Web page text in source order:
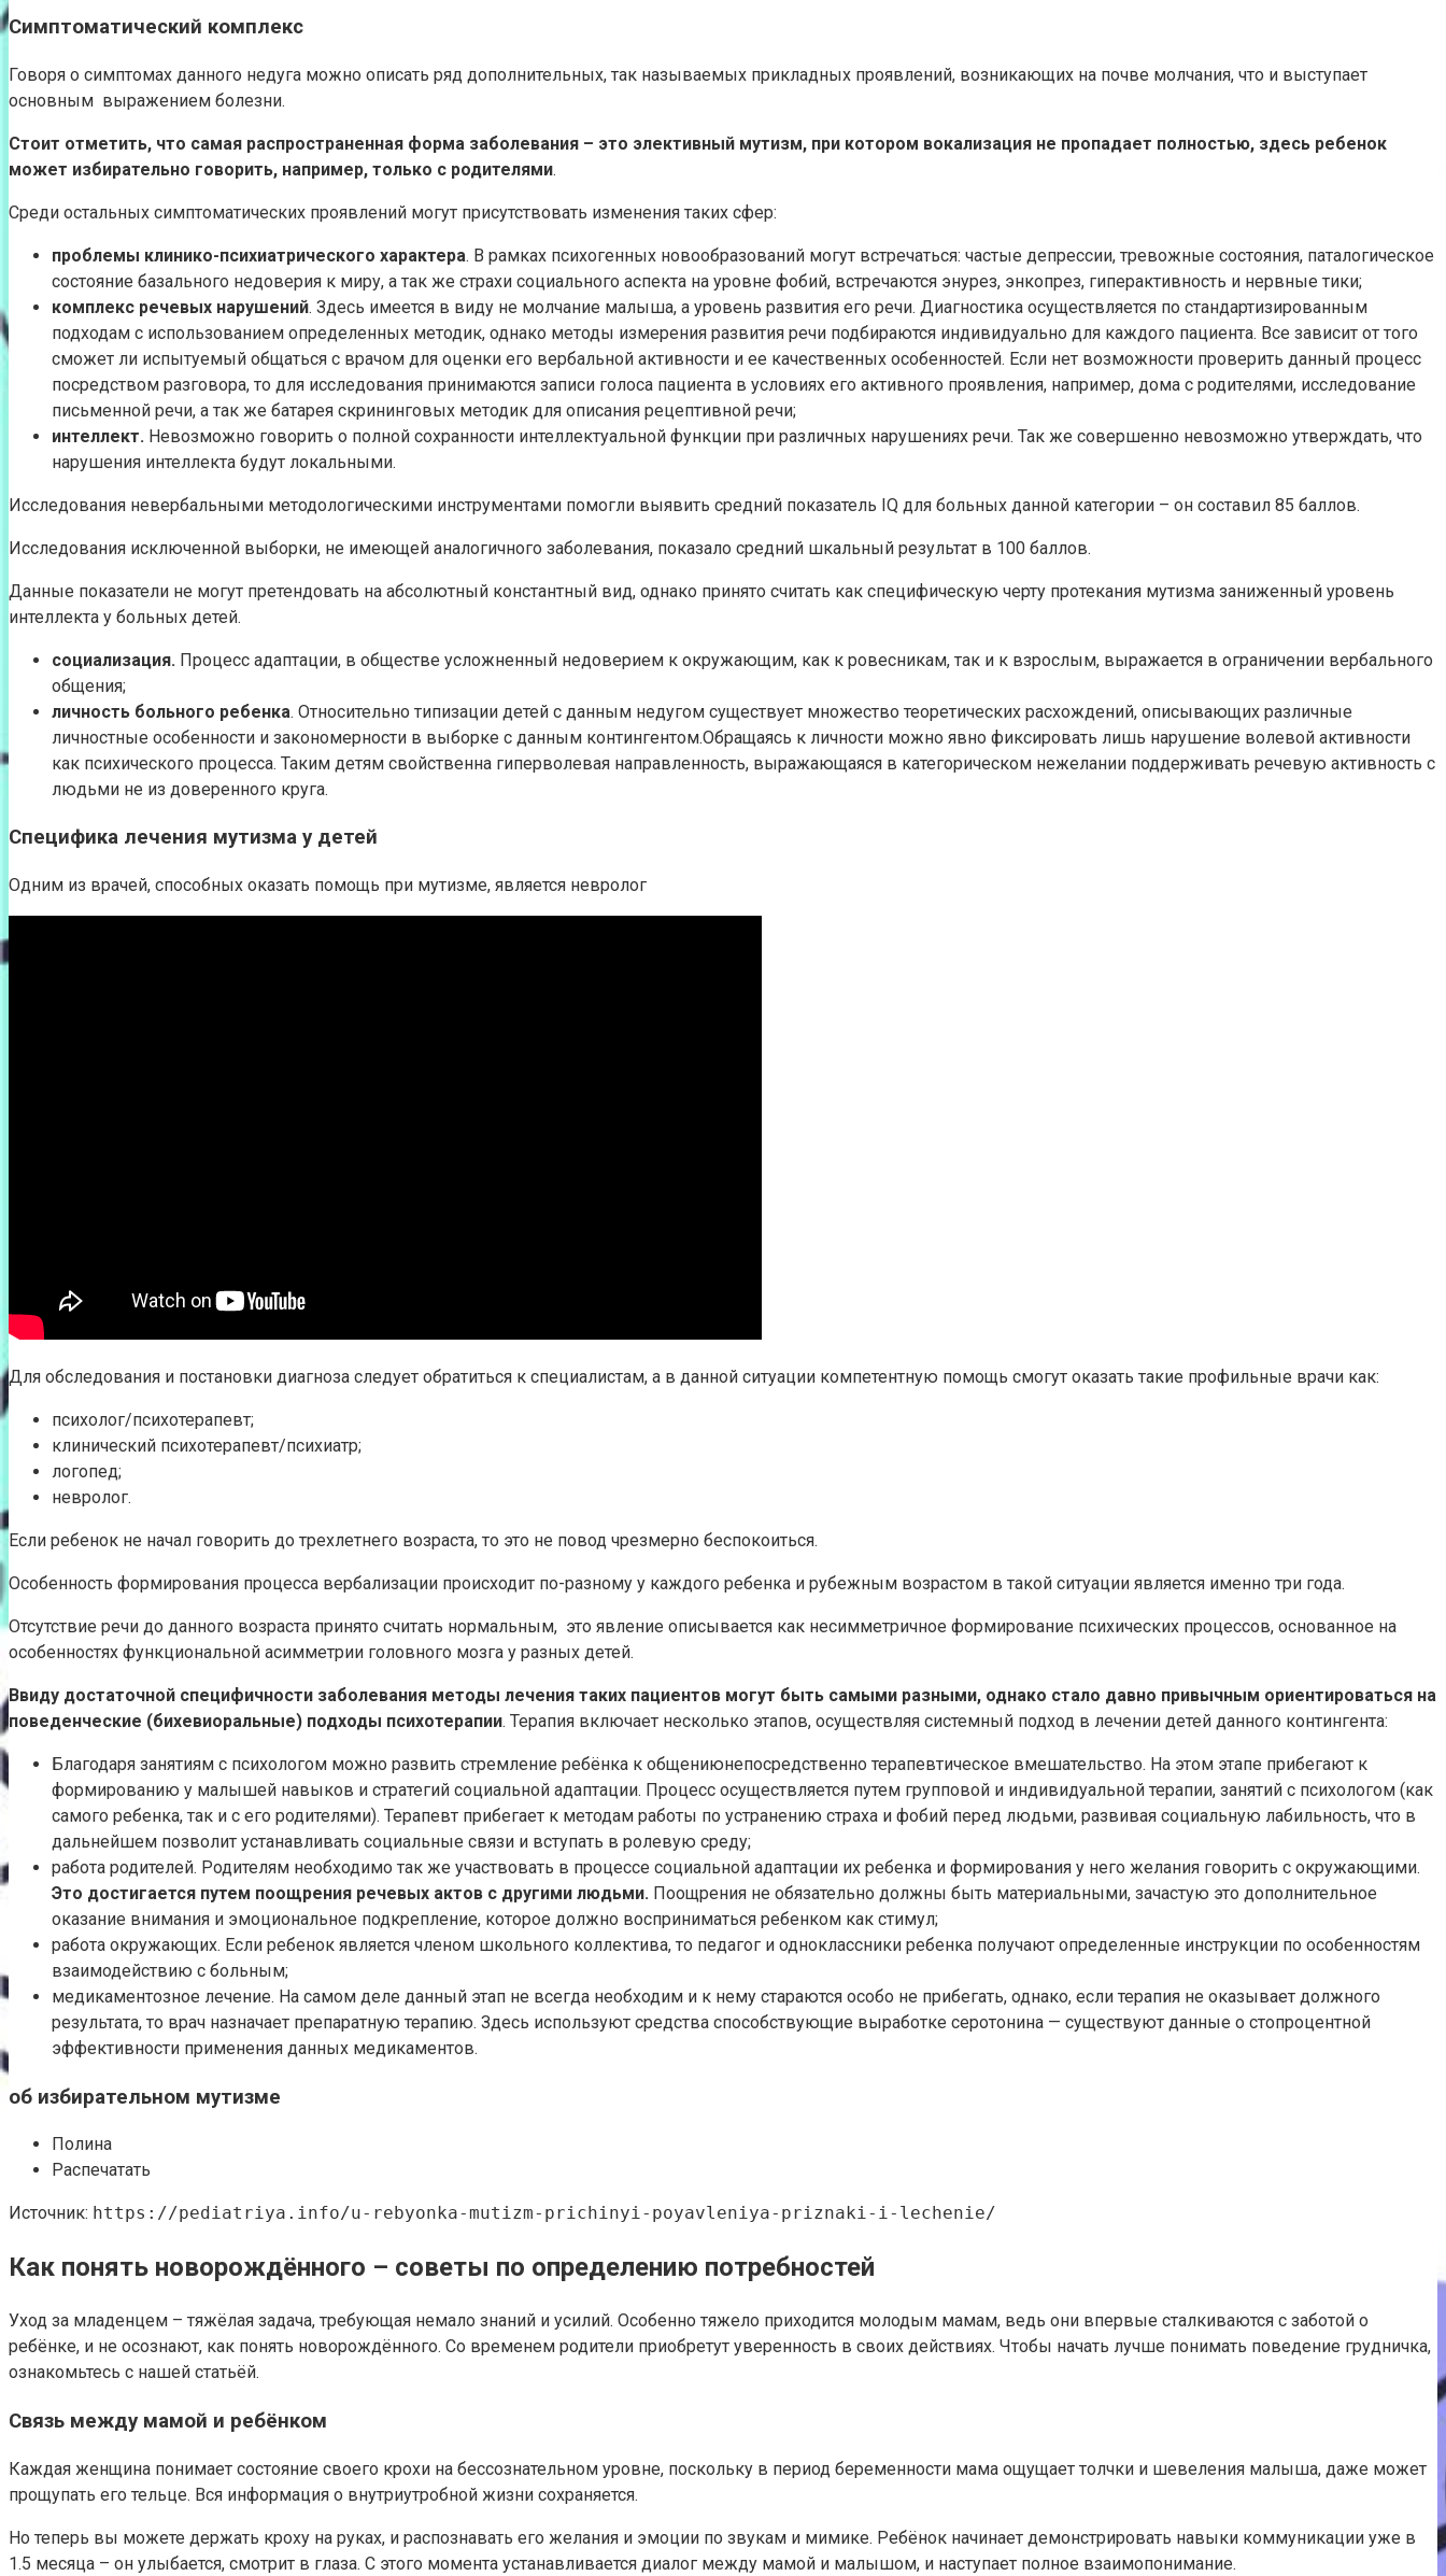
Симптоматический комплекс
Говоря о симптомах данного недуга можно описать ряд дополнительных, так называемых прикладных проявлений, возникающих на почве молчания, что и выступает
основным выражением болезни.
Стоит отметить, что самая распространенная форма заболевания – это элективный мутизм, при котором вокализация не пропадает полностью, здесь ребенок
может избирательно говорить, например, только с родителями.
Среди остальных симптоматических проявлений могут присутствовать изменения таких сфер:
проблемы клинико-психиатрического характера. В рамках психогенных новообразований могут встречаться: частые депрессии, тревожные состояния, паталогическое
состояние базального недоверия к миру, а так же страхи социального аспекта на уровне фобий, встречаются энурез, энкопрез, гиперактивность и нервные тики;
комплекс речевых нарушений. Здесь имеется в виду не молчание малыша, а уровень развития его речи. Диагностика осуществляется по стандартизированным
подходам с использованием определенных методик, однако методы измерения развития речи подбираются индивидуально для каждого пациента. Все зависит от того
сможет ли испытуемый общаться с врачом для оценки его вербальной активности и ее качественных особенностей. Если нет возможности проверить данный процесс
посредством разговора, то для исследования принимаются записи голоса пациента в условиях его активного проявления, например, дома с родителями, исследование
письменной речи, а так же батарея скрининговых методик для описания рецептивной речи;
интеллект. Невозможно говорить о полной сохранности интеллектуальной функции при различных нарушениях речи. Так же совершенно невозможно утверждать, что
нарушения интеллекта будут локальными.
Исследования невербальными методологическими инструментами помогли выявить средний показатель IQ для больных данной категории – он составил 85 баллов.
Исследования исключенной выборки, не имеющей аналогичного заболевания, показало средний шкальный результат в 100 баллов.
Данные показатели не могут претендовать на абсолютный константный вид, однако принято считать как специфическую черту протекания мутизма заниженный уровень
интеллекта у больных детей.
социализация. Процесс адаптации, в обществе усложненный недоверием к окружающим, как к ровесникам, так и к взрослым, выражается в ограничении вербального
общения;
личность больного ребенка. Относительно типизации детей с данным недугом существует множество теоретических расхождений, описывающих различные
личностные особенности и закономерности в выборке с данным контингентом.Обращаясь к личности можно явно фиксировать лишь нарушение волевой активности
как психического процесса. Таким детям свойственна гиперволевая направленность, выражающаяся в категорическом нежелании поддерживать речевую активность с
людьми не из доверенного круга.
Специфика лечения мутизма у детей
Одним из врачей, способных оказать помощь при мутизме, является невролог
Для обследования и постановки диагноза следует обратиться к специалистам, а в данной ситуации компетентную помощь смогут оказать такие профильные врачи как:
психолог/психотерапевт;
клинический психотерапевт/психиатр;
логопед;
невролог.
Если ребенок не начал говорить до трехлетнего возраста, то это не повод чрезмерно беспокоиться.
Особенность формирования процесса вербализации происходит по-разному у каждого ребенка и рубежным возрастом в такой ситуации является именно три года.
Отсутствие речи до данного возраста принято считать нормальным, это явление описывается как несимметричное формирование психических процессов, основанное на
особенностях функциональной асимметрии головного мозга у разных детей.
Ввиду достаточной специфичности заболевания методы лечения таких пациентов могут быть самыми разными, однако стало давно привычным ориентироваться на
поведенческие (бихевиоральные) подходы психотерапии. Терапия включает несколько этапов, осуществляя системный подход в лечении детей данного контингента:
Благодаря занятиям с психологом можно развить стремление ребёнка к общениюнепосредственно терапевтическое вмешательство. На этом этапе прибегают к
формированию у малышей навыков и стратегий социальной адаптации. Процесс осуществляется путем групповой и индивидуальной терапии, занятий с психологом (как
самого ребенка, так и с его родителями). Терапевт прибегает к методам работы по устранению страха и фобий перед людьми, развивая социальную лабильность, что в
дальнейшем позволит устанавливать социальные связи и вступать в ролевую среду;
работа родителей. Родителям необходимо так же участвовать в процессе социальной адаптации их ребенка и формирования у него желания говорить с окружающими.
Это достигается путем поощрения речевых актов с другими людьми. Поощрения не обязательно должны быть материальными, зачастую это дополнительное
оказание внимания и эмоциональное подкрепление, которое должно восприниматься ребенком как стимул;
работа окружающих. Если ребенок является членом школьного коллектива, то педагог и одноклассники ребенка получают определенные инструкции по особенностям
взаимодействию с больным;
медикаментозное лечение. На самом деле данный этап не всегда необходим и к нему стараются особо не прибегать, однако, если терапия не оказывает должного
результата, то врач назначает препаратную терапию. Здесь используют средства способствующие выработке серотонина — существуют данные о стопроцентной
эффективности применения данных медикаментов.
об избирательном мутизме
Полина
Распечатать
Источник: https://pediatriya.info/u-rebyonka-mutizm-prichinyi-poyavleniya-priznaki-i-lechenie/
Как понять новорождённого – советы по определению потребностей
Уход за младенцем – тяжёлая задача, требующая немало знаний и усилий. Особенно тяжело приходится молодым мамам, ведь они впервые сталкиваются с заботой о
ребёнке, и не осознают, как понять новорождённого. Со временем родители приобретут уверенность в своих действиях. Чтобы начать лучше понимать поведение грудничка,
ознакомьтесь с нашей статьёй.
Связь между мамой и ребёнком
Каждая женщина понимает состояние своего крохи на бессознательном уровне, поскольку в период беременности мама ощущает толчки и шевеления малыша, даже может
прощупать его тельце. Вся информация о внутриутробной жизни сохраняется.
Но теперь вы можете держать кроху на руках, и распознавать его желания и эмоции по звукам и мимике. Ребёнок начинает демонстрировать навыки коммуникации уже в
1.5 месяца – он улыбается, смотрит в глаза. С этого момента устанавливается диалог между мамой и малышом, и наступает полное взаимопонимание.